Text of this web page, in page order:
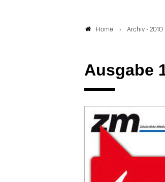
Home Archiv - 2010
Ausgabe